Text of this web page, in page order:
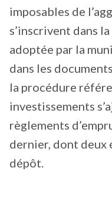
imposables de
s’inscrivent dans
adoptée par la
dans les
la procédure
investissements
règlements
dernier, dont deux
dépôt.